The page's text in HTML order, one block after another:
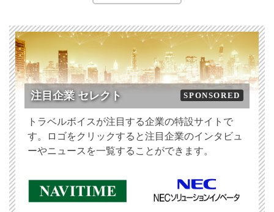
注目企業 セレクト SPONSORED
トラベルボイスが注目する企業の特設サイトで
す。ロゴをクリックすると注目企業のインタビュ
ーやニュースを一覧することができます。